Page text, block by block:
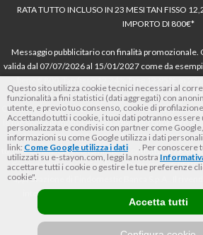
RATA TUTTO INCLUSO IN 23 MESI TAN FISSO
IMPORTO DI 800€*
Messaggio pubblicitario con finalità
valida dal 07/07/2026 al 15/01/2027 come da
dell’offerta azzerati. Importo totale del credito €
Consumatore € 920. Decorrenza media della prima
le tue spese in modo responsabile e di conoscere
Findomestic ti ricorda, prima di sottoscrivere il
tutte le condizioni economiche e contrattuali,
Europee di Base sul Credito ai Consumatori
approvazione di Findomestic Banca S.p.A.. Il
intermediario del credito per Findomestic
Questo sito utilizza cookie tecnici necessari al
funzionalità a fini statistici (dati aggregati) con
utente, e previo tuo consenso, cookie di
Accettando tutti i cookie, i tuoi dati potranno essere
personalizzata e condivisi con partner come
informazioni su come Google utilizza i dati
link: Come Google utilizza i dati
. Per conoscere
utilizzati su e-stayon.com, leggi la nostra
accettare tutti i cookie o gestire le tue preferenze
cookie".
Accetta tutti